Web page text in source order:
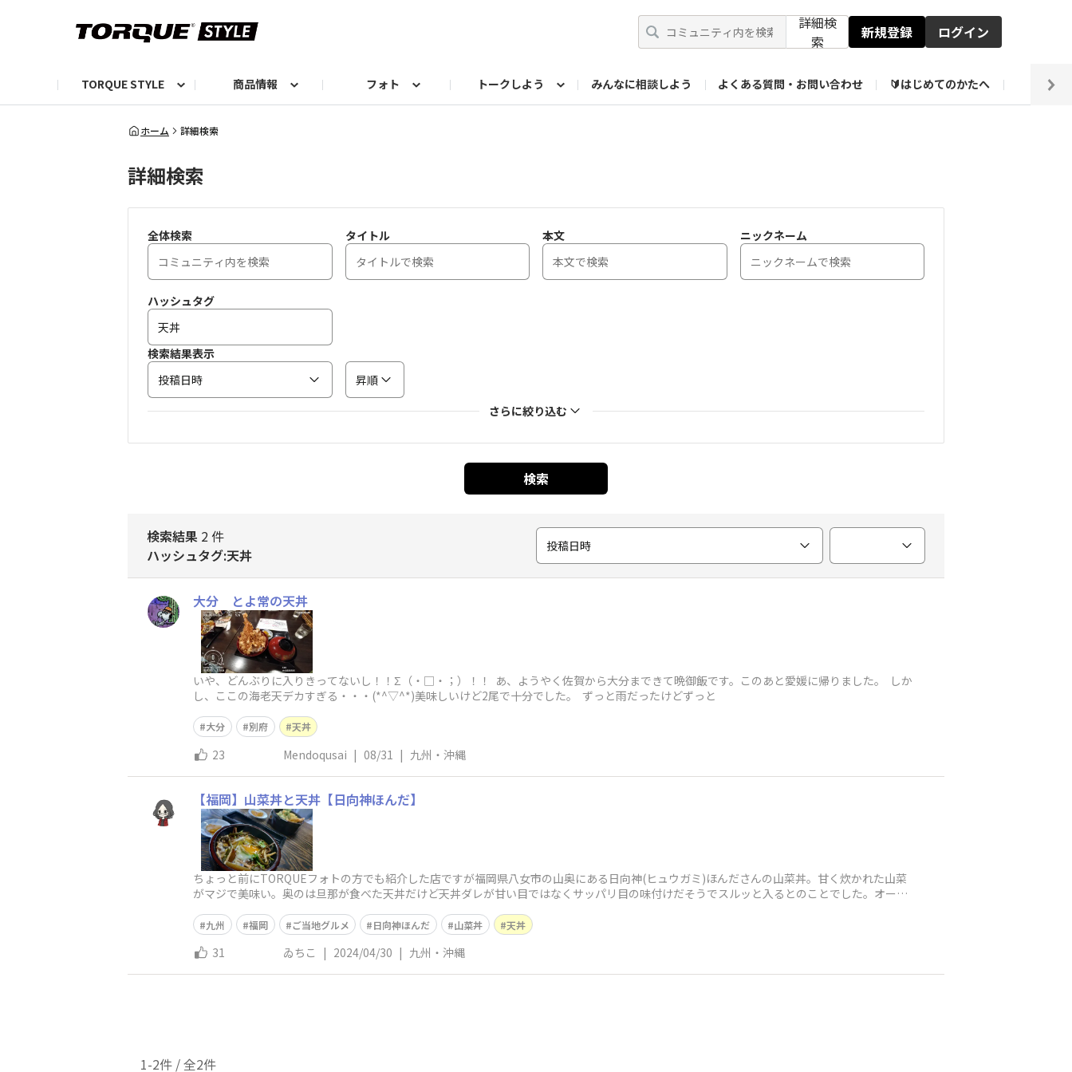
詳細検
索
新規登録 ログイン
TORQUE STYLE
お知らせ TORQUIZ【投票企画】
商品情報
TORQUEニュース
フォト
TORQUEフォト
トークしよう
自己紹介しよう
みんなに相談しよう よくある質問・お問い合わせ 🔰はじめてのかたへ 編集
編集部の日常フォト
ホーム 詳細検索
詳細検索
全体検索 タイトル 本文 ニックネーム
ハッシュタグ
検索結果表示
投稿日時
昇順
さらに絞り込む
検索
検索結果 2 件
ハッシュタグ:天丼
投稿日時
大分 とよ常の天丼
いや、どんぶりに入りきってないし！！Σ（・□・；）！！ あ、ようやく佐賀から大分まできて晩御飯です。このあと愛媛に帰りました。 しか
し、ここの海老天デカすぎる・・・(*^▽^*)美味しいけど2尾で十分でした。 ずっと雨だったけどずっと
大分 別府 天丼
23 Mendoqusai | 08/31 | 九州・沖縄
【福岡】山菜丼と天丼【日向神ほんだ】
ちょっと前にTORQUEフォトの方でも紹介した店ですが福岡県八女市の山奥にある日向神(ヒュウガミ)ほんださんの山菜丼。甘く炊かれた山菜
がマジで美味い。奥のは旦那が食べた天丼だけど天丼ダレが甘い目ではなくサッパリ目の味付けだそうでスルッと入るとのことでした。オーシ
九州 福岡 ご当地グルメ 日向神ほんだ 山菜丼 天丼
31 ゐちこ | 2024/04/30 | 九州・沖縄
1-2件 / 全2件